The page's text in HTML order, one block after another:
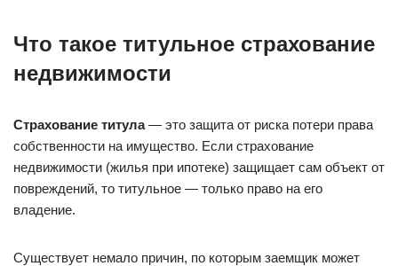
Что такое титульное страхование
недвижимости
Страхование титула— это защита от риска потери права
собственности на имущество. Если страхование
недвижимости (жилья при ипотеке) защищает сам объект от
повреждений, то титульное — только право на его
владение.
Существует немало причин, по которым заемщик может